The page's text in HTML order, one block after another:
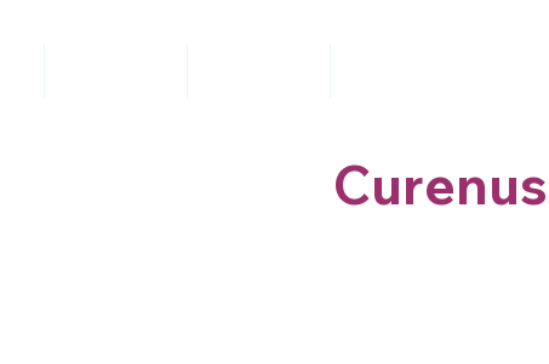
Curenus